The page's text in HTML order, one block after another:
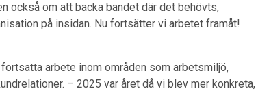
också om att backa bandet där det behövts,
på insidan. Nu fortsätter vi arbetet framåt!
arbete inom områden som arbetsmiljö,
– 2025 var året då vi blev mer konkreta,